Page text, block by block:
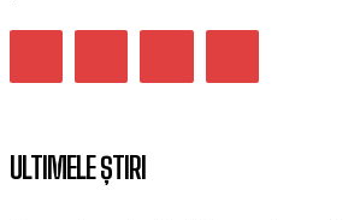
ULTIMELE ȘTIRI